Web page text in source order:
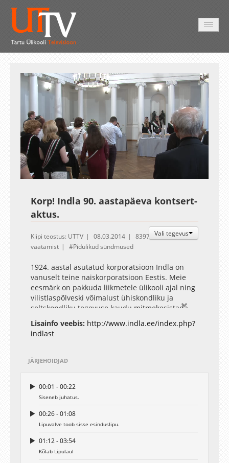
UnmuteLoaded
0.35%
Esituskiirused
Auto
Korp! Indla 90. aastapäeva kontsert-
aktus.
Vali tegevus
Klipi teostus: UTTV 08.03.2014
8397
vaatamist
Pidulikud sündmused
1924. aastal asutatud korporatsioon Indla on
vanuselt teine naiskorporatsioon Eestis. Meie
eesmärk on pakkuda liikmetele ülikooli ajal ning
vilistlaspõlveski võimalust ühiskondliku ja
seltskondliku tegevuse kaudu mitmekesistada
oma igapäevaelu, omandada uusi teadmisi ja
oskusi. Oma tegevuses juhindume
demokraatiast, eestlusest, sõprusest ja
kodule armastust!
Lisainfo veebis: http://www.indla.ee/index.php?
indlast
JÄRJEHOIDJAD
00:01 - 00:22
Siseneb juhatus.
00:26 - 01:08
Lipuvalve toob sisse esinduslipu.
01:12 - 03:54
Kõlab Lipulaul